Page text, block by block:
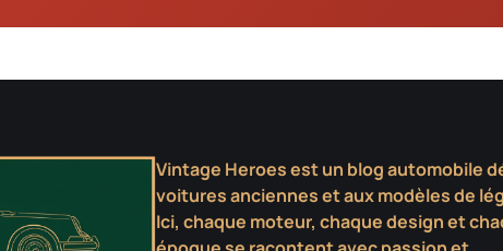
Vintage Heroes est un blog automobile
voitures anciennes et aux modèles de
Ici, chaque moteur, chaque design et